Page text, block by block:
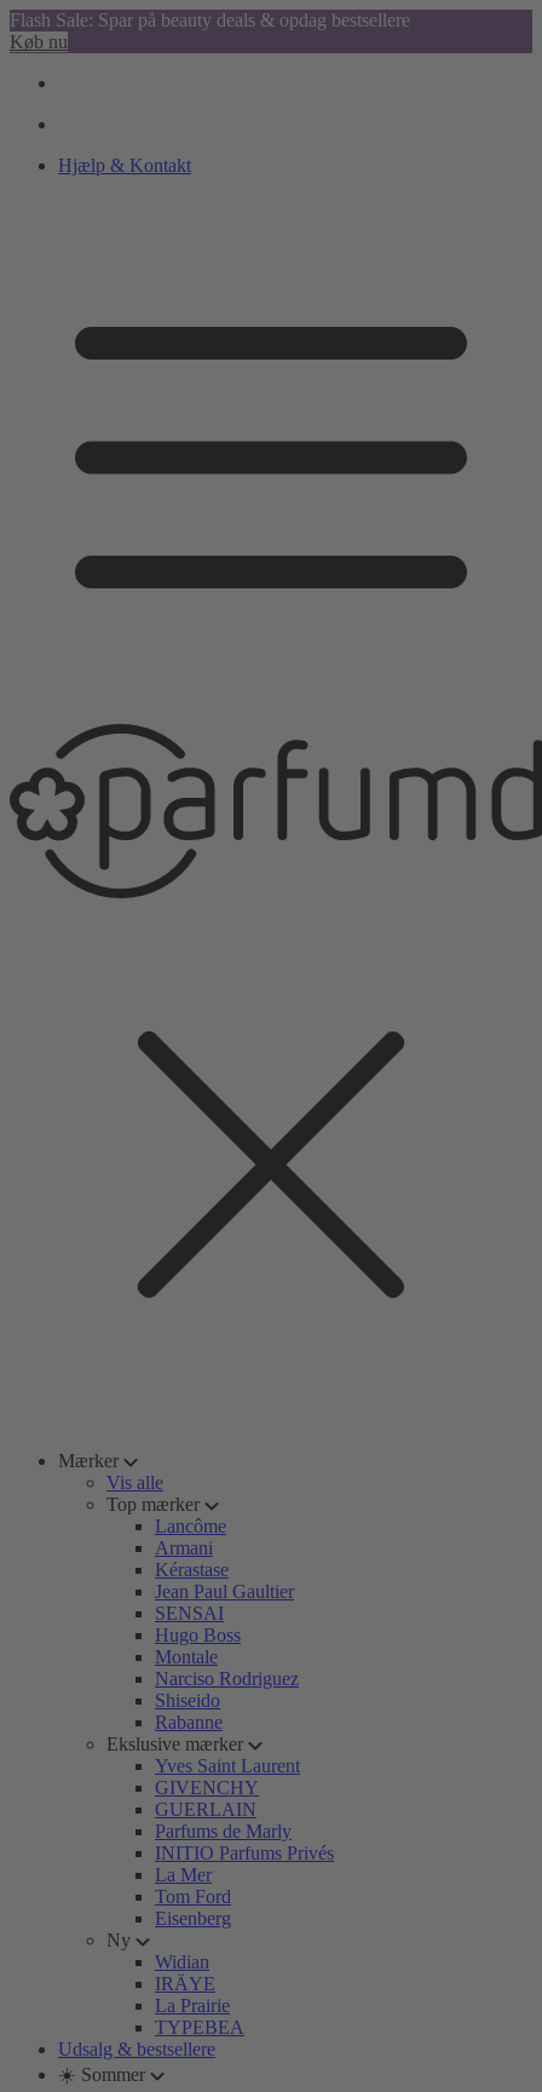
Flash Sale: Spar på beauty deals & opdag bestsellere
Køb nu
Hjælp & Kontakt
Mærker
Vis alle
Top mærker
Lancôme
Armani
Kérastase
Jean Paul Gaultier
SENSAI
Hugo Boss
Montale
Narciso Rodriguez
Shiseido
Rabanne
Ekslusive mærker
Yves Saint Laurent
GIVENCHY
GUERLAIN
Parfums de Marly
INITIO Parfums Privés
La Mer
Tom Ford
Eisenberg
Ny
Widian
IRÄYE
La Prairie
TYPEBEA
Udsalg & bestsellere
☀️ Sommer